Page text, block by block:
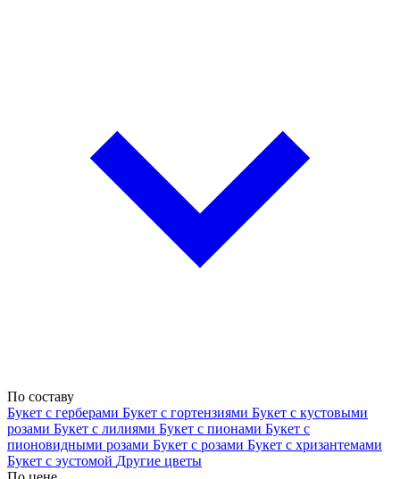
По составу
Букет с герберами Букет с гортензиями Букет с кустовыми
розами Букет с лилиями Букет с пионами Букет с
пионовидными розами Букет с розами Букет с хризантемами
Букет с эустомой Другие цветы